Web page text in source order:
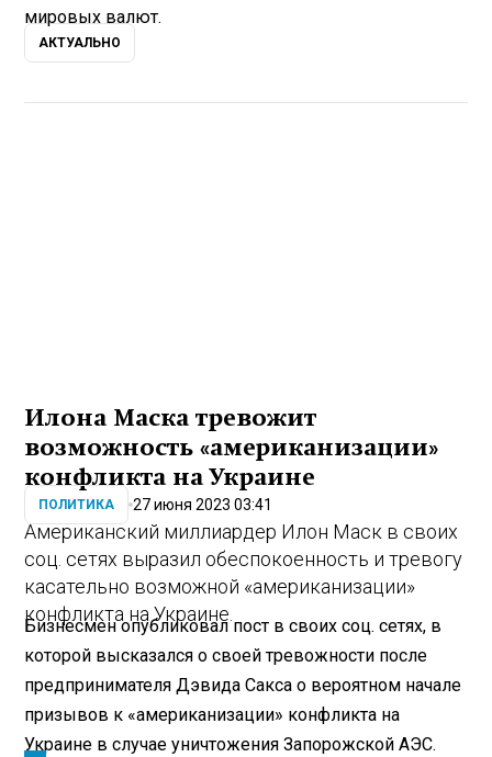
мировых валют.
АКТУАЛЬНО
Илона Маска тревожит
возможность «американизации»
конфликта на Украине
ПОЛИТИКА 27 июня 2023 03:41
Американский миллиардер Илон Маск в своих
соц. сетях выразил обеспокоенность и тревогу
касательно возможной «американизации»
конфликта на Украине.
Бизнесмен опубликовал пост в своих соц. сетях, в
которой высказался о своей тревожности после
предпринимателя Дэвида Сакса о вероятном начале
призывов к «американизации» конфликта на
Украине в случае уничтожения Запорожской АЭС.